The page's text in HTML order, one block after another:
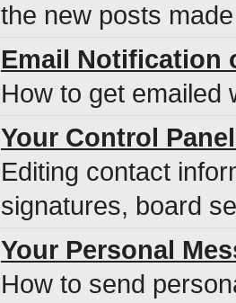
the new posts
Email Notification
How to get emailed
Your Control
Editing contact
signatures, board
Your Personal
How to send